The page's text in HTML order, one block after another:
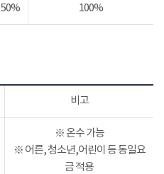
50% 100%
비고
※ 온수 가능
※ 어른, 청소년,어린이 등 동일요
금 적용